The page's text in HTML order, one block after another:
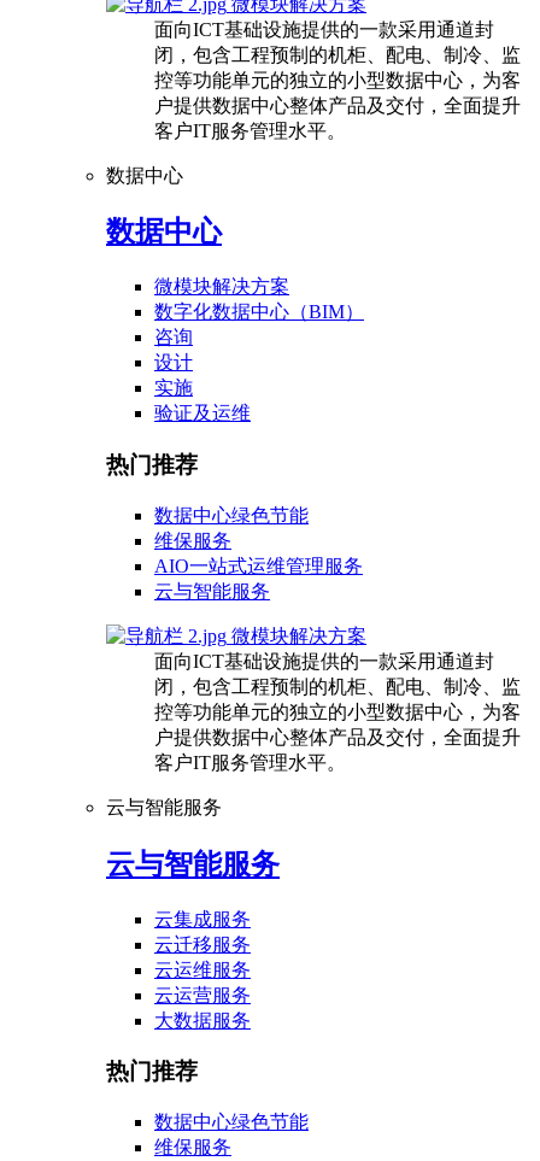
面向ICT基础设施提供的一款采用通道封
闭，包含工程预制的机柜、配电、制冷、监
控等功能单元的独立的小型数据中心，为客
户提供数据中心整体产品及交付，全面提升
客户IT服务管理水平。
数据中心
数据中心
微模块解决方案
数字化数据中心（BIM）
咨询
设计
实施
验证及运维
热门推荐
数据中心绿色节能
维保服务
AIO一站式运维管理服务
云与智能服务
微模块解决方案
面向ICT基础设施提供的一款采用通道封
闭，包含工程预制的机柜、配电、制冷、监
控等功能单元的独立的小型数据中心，为客
户提供数据中心整体产品及交付，全面提升
客户IT服务管理水平。
云与智能服务
云与智能服务
云集成服务
云迁移服务
云运维服务
云运营服务
大数据服务
热门推荐
数据中心绿色节能
维保服务